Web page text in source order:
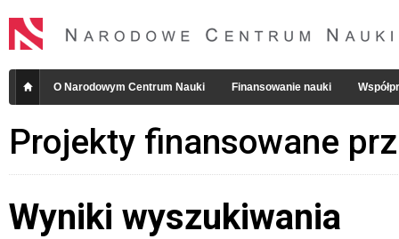
O Narodowym Centrum Nauki Finansowanie nauki
Projekty finansowane
Wyniki wyszukiwania